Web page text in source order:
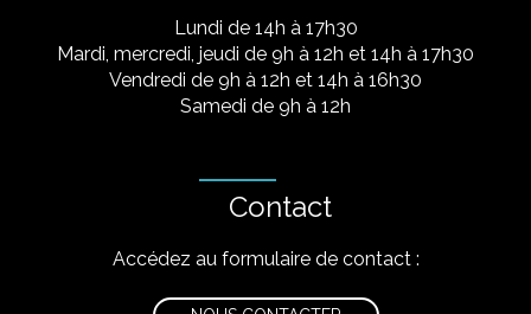
Lundi de 14h à 17h30
Mardi, mercredi, jeudi de 9h à 12h et 14h à 17h30
Vendredi de 9h à 12h et 14h à 16h30
Samedi de 9h à 12h
Contact
Accédez au formulaire de contact :